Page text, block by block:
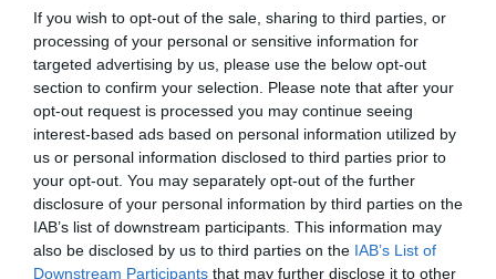
If you wish to opt-out of the sale, sharing to third parties, or
processing of your personal or sensitive information for
targeted advertising by us, please use the below opt-out
section to confirm your selection. Please note that after your
opt-out request is processed you may continue seeing
interest-based ads based on personal information utilized by
us or personal information disclosed to third parties prior to
your opt-out. You may separately opt-out of the further
disclosure of your personal information by third parties on the
IAB’s list of downstream participants. This information may
also be disclosed by us to third parties on the IAB’s List of
Downstream Participants that may further disclose it to other
Η καταξίωση δεν ήταν εύκολη υπόθεση, ωστόσο
έπειτα από διάφορους δανεισμούς ο George
κατάφερε να παίξει στην πρώτη ομάδα του
συλλόγου και σιγά, σιγά άρχισε να προκαλεί το
ενδιαφέρον κι άλλων συλλόγων. Τελικά έφτασε
να κάνει το μεγάλο άλμα το 2017 όταν σε
ηλικία 24 ετών πήρε μεταγραφή στη Σέφιλντ
Γιουνάιτεντ.